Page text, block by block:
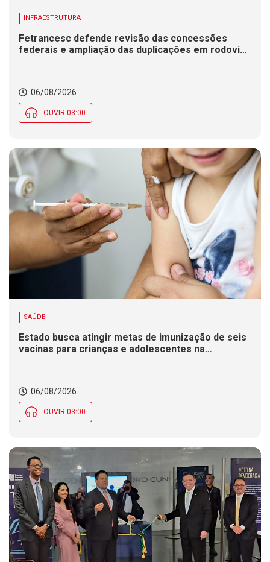
INFRAESTRUTURA
Fetrancesc defende revisão das concessões
federais e ampliação das duplicações em rodovias
06/08/2026
OUVIR 03:00
SAÚDE
Estado busca atingir metas de imunização de seis
vacinas para crianças e adolescentes na
06/08/2026
OUVIR 03:00